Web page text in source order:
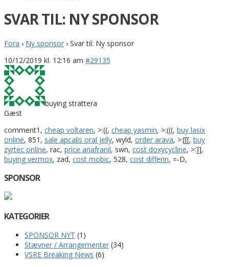
SVAR TIL: NY SPONSOR
Fora › Ny sponsor › Svar til: Ny sponsor
10/12/2019 kl. 12:16 am #29135
buying strattera
Gæst
comment1, cheap voltaren, >:((, cheap yasmin, >:(((, buy lasix
online, 851, sale apcalis oral jelly, wyld, order arava, >:[[[, buy
zyrtec online, rac, price anafranil, swn, cost doxycycline, >:]],
buying vermox, zad, cost mobic, 528, cost differin, =-D,
SPONSOR
KATEGORIER
SPONSOR NYT (1)
Stævner / Arrangementer (34)
VSRE Breaking News (6)